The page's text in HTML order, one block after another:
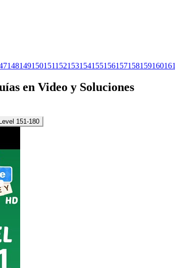
148149150151152153154155156157158159160161
en Video y Soluciones
151-180